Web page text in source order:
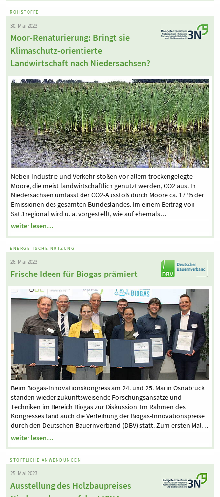
ROHSTOFFE
30. Mai 2023
Moor-Renaturierung: Bringt sie
Klimaschutz-orientierte
Landwirtschaft nach Niedersachsen?
Neben Industrie und Verkehr stoßen vor allem trockengelegte
Moore, die meist landwirtschaftlich genutzt werden, CO2 aus. In
Niedersachsen umfasst der CO2-Ausstoß durch Moore ca. 17 % der
Emissionen des gesamten Bundeslandes. Im einem Beitrag von
Sat.1regional wird u. a. vorgestellt, wie auf ehemals…
weiter lesen…
ENERGETISCHE NUTZUNG
26. Mai 2023
Frische Ideen für Biogas prämiert
Beim Biogas-Innovationskongress am 24. und 25. Mai in Osnabrück
standen wieder zukunftsweisende Forschungsansätze und
Techniken im Bereich Biogas zur Diskussion. Im Rahmen des
Kongresses fand auch die Verleihung der Biogas-Innovationspreise
durch den Deutschen Bauernverband (DBV) statt. Zum ersten Mal…
weiter lesen…
STOFFLICHE ANWENDUNGEN
25. Mai 2023
Ausstellung des Holzbaupreises